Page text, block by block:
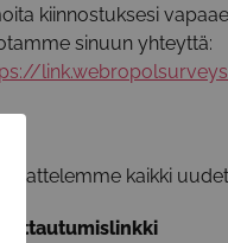
kiinnostuksesi
sinuun yhteyttä:
kaikki